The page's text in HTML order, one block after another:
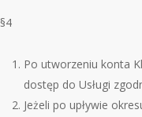
§4
Po utworzeniu konta
dostęp do Usługi
Jeżeli po upływie